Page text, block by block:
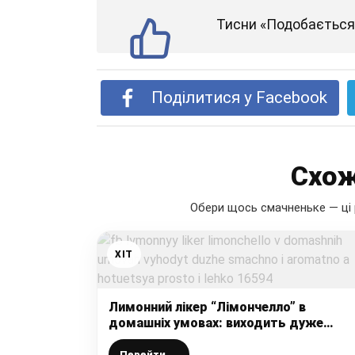
Тисни
Поділитися у Facebook
Обери щось смачненьке — ці
ХІТ
Лимонний лікер “Лімончелло” в
домашніх умовах: виходить дуже
смачно і ароматно, а готується